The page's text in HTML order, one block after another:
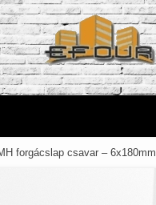
forgácslap csavar – 6x180mm